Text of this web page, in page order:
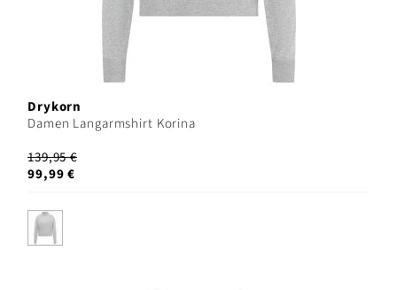
Drykorn
Damen Langarmshirt Korina
139,95 €
99,99 €